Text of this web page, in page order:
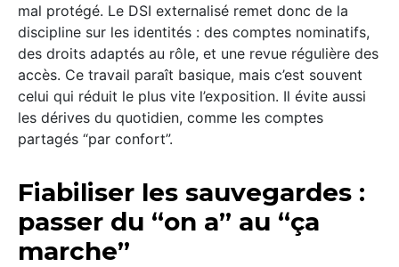
mal protégé. Le DSI externalisé remet donc de la
discipline sur les identités : des comptes nominatifs,
des droits adaptés au rôle, et une revue régulière des
accès. Ce travail paraît basique, mais c’est souvent
celui qui réduit le plus vite l’exposition. Il évite aussi
les dérives du quotidien, comme les comptes
partagés “par confort”.
Fiabiliser les sauvegardes :
passer du “on a” au “ça
marche”